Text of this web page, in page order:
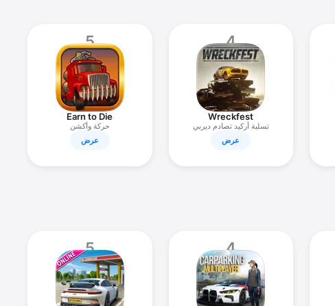
4
Wreckfest
تسلية أركيد تصادم ديربي
عرض
5
Earn to Die
حركة وأكشن
عرض
4
5